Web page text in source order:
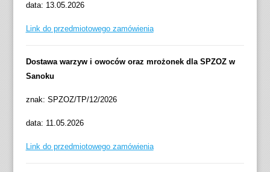
data: 13.05.2026
Link do przedmiotowego zamówienia
Dostawa warzyw i owoców oraz mrożonek dla SPZOZ w
Sanoku
znak: SPZOZ/TP/12/2026
data: 11.05.2026
Link do przedmiotowego zamówienia